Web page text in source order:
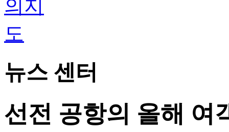
뉴스 센터
선전 공항의 올해 여